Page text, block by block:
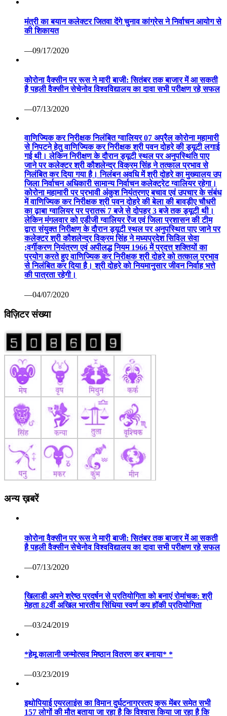
मंत्री का बयान कलेक्टर जितवा देंगे चुनाव कांग्रेस ने निर्वाचन आयोग से
की शिकायत
—09/17/2020
कोरोना वैक्सीन पर रूस ने मारी बाजी: सितंबर तक बाजार में आ सकती
है पहली वैक्सीन सेचेनोव विश्वविद्यालय का दावा सभी परीक्षण रहे सफल
—07/13/2020
वाणिज्यिक कर निरीक्षक निलंबित ग्वालियर 07 अप्रैल कोरोना महामारी
से निपटने हेतु वाणिज्यिक कर निरीक्षक श्री पवन दोहरे की ड्यूटी लगाई
गई थी। लेकिन निरीक्षण के दौरान ड्यूटी स्थल पर अनुपस्थिति पाए
जाने पर कलेक्टर श्री कौशलेन्द्र विक्रम सिंह ने तत्काल प्रभाव से
निलंबित कर दिया गया है। निलंबन अवधि में श्री दोहरे का मुख्यालय उप
जिला निर्वाचन अधिकारी सामान्य निर्वाचन कलेक्ट्रेट ग्वालियर रहेगा।
कोरोना महामारी पर प्रभावी अंकुश नियंत्रणए बचाव एवं उपचार के संबंध
में वाणिज्यिक कर निरीक्षक श्री पवन दोहरे की बेला की बावड़ीए चौधरी
का ढ़ाबा ग्वालियर पर प्रातरू 7 बजे से दोपहर 3 बजे तक ड्यूटी थी।
लेकिन मंगलवार को एडीजी ग्वालियर रेंज एवं जिला प्रशासन की टीम
द्वारा संयुक्त निरीक्षण के दौरान ड्यूटी स्थल पर अनुपस्थित पाए जाने पर
कलेक्टर श्री कौशलेन्द्र विक्रम सिंह ने मध्यप्रदेश सिविल सेवा
;वर्गीकरण नियंत्रण एवं अपीलद्ध नियम 1966 में प्रदत्त शक्तियों का
प्रयोग करते हुए वाणिज्यिक कर निरीक्षक श्री दोहरे को तत्काल प्रभाव
से निलंबित कर दिया है। श्री दोहरे को नियमानुसार जीवन निर्वाह भत्ते
की पात्रता रहेगी।
—04/07/2020
विज़िटर संख्या
अन्य ख़बरें
कोरोना वैक्सीन पर रूस ने मारी बाजी: सितंबर तक बाजार में आ सकती
है पहली वैक्सीन सेचेनोव विश्वविद्यालय का दावा सभी परीक्षण रहे सफल
—07/13/2020
खिलाडी अपने श्रेष्ठ प्रदर्षन से प्रतियोगिता को बनाएं रोमांचक: श्री
मेहता 82वीं अखिल भारतीय सिंधिया स्वर्ण कप हॉकी प्रतियोगिता
—03/24/2019
*हेमू कालानी जन्मोत्सव मिष्ठान वितरण कर बनाया* *
—03/23/2019
इथोपियाई एयरलाइंस का विमान दुर्घटनाग्रस्तए क्रू मेंबर समेत सभी
157 लोगों की मौत बताया जा रहा है कि विश्वास किया जा रहा है कि